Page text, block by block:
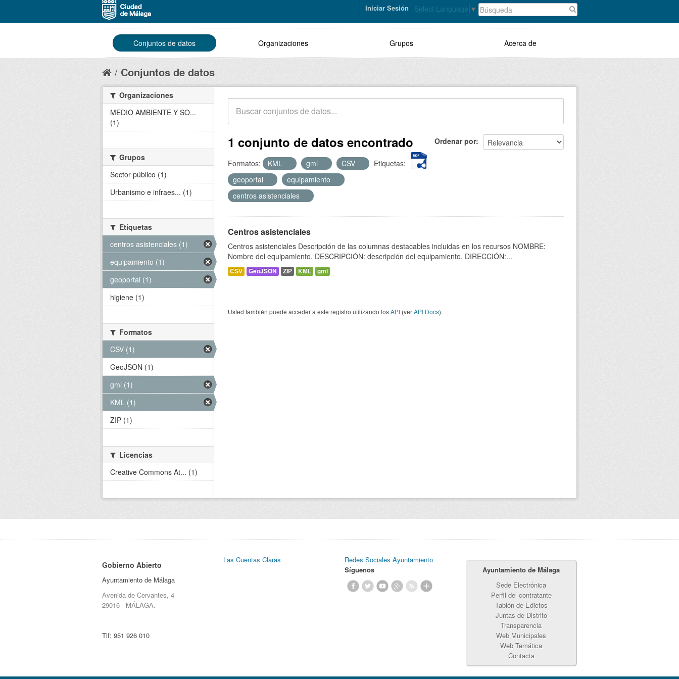
Select Language ▼
Iniciar Sesión
Conjuntos de datos Organizaciones Grupos Acerca de
Conjuntos de datos
Ordenar por
1 conjunto de datos encontrado
Formatos: KML gml CSV
Etiquetas:
geoportal
equipamiento
centros asistenciales
Centros asistenciales
Centros asistenciales Descripción de las columnas destacables incluidas en los recursos NOMBRE:
Nombre del equipamiento. DESCRIPCIÓN: descripción del equipamiento. DIRECCIÓN:...
CSV GeoJSON ZIP KML gml
Usted también puede acceder a este registro utilizando losAPI (verAPI Docs).
Organizaciones
MEDIO AMBIENTE Y SO...
(1)
Grupos
Sector público (1)
Urbanismo e infraes... (1)
Etiquetas
centros asistenciales (1)
equipamiento (1)
geoportal (1)
higiene (1)
Formatos
CSV (1)
GeoJSON (1)
gml (1)
KML (1)
ZIP (1)
Licencias
Creative Commons At... (1)
Gobierno Abierto
Ayuntamiento de Málaga
Avenida de Cervantes, 4
29016 - MÁLAGA.
Tlf: 951 926 010
Las Cuentas Claras
Redes Sociales Ayuntamiento
Síguenos
Ayuntamiento de Málaga
Sede Electrónica
Perfil del contratante
Tablón de Edictos
Juntas de Distrito
Transparencia
Web Municipales
Web Temática
Contacta